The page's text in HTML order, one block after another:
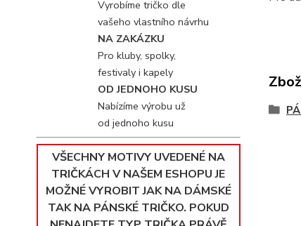
Vyrobíme tričko dle
vašeho vlastního návrhu
NA ZAKÁZKU
Pro kluby, spolky,
festivaly i kapely
OD JEDNOHO KUSU
Nabízíme výrobu už
od jednoho kusu
VŠECHNY MOTIVY UVEDENÉ NA
TRIČKÁCH V NAŠEM ESHOPU JE
MOŽNÉ VYROBIT JAK NA DÁMSKÉ
TAK NA PÁNSKÉ TRIČKO. POKUD